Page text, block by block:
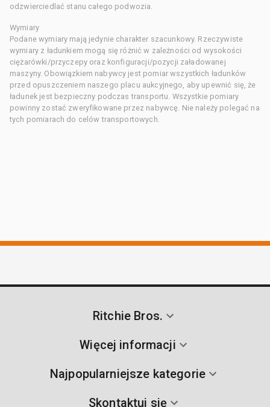
odzwierciedlać stanu całego podwozia.
Wymiary
Podane wymiary mają jedynie charakter szacunkowy. Rzeczywiste
wymiary z ładunkiem mogą się różnić w zależności od wysokości
ciężarówki/przyczepy oraz konfiguracji/pozycji załadowanej
maszyny. Obowiązkiem nabywcy jest pomiar wszystkich ładunków
przed opuszczeniem naszego placu aukcyjnego, aby upewnić się, że
ładunek jest bezpieczny podczas transportu. Wszystkie pomiary
powinny zostać zweryfikowane przez nabywcę. Nie należy polegać na
tych pomiarach do celów transportowych.
Ritchie Bros.
Więcej informacji
Najpopularniejsze kategorie
Skontaktuj się